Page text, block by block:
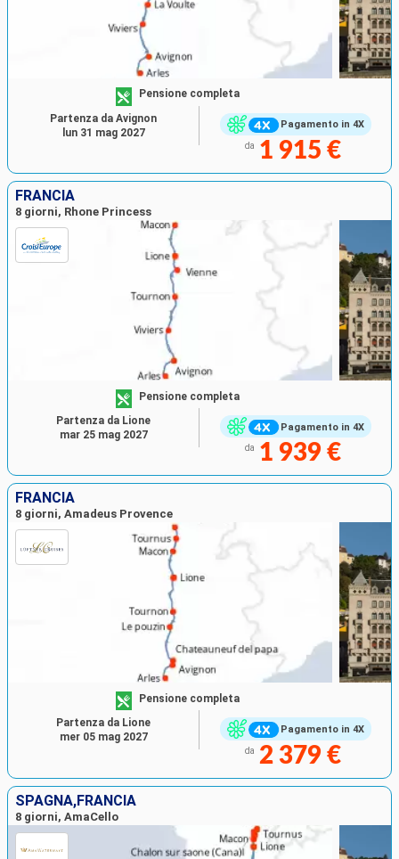
Pagamento in 4X
Pensione completa
da 1 915 €
Partenza da Avignon
lun 31 mag 2027
FRANCIA
8 giorni, Rhone Princess
Pagamento in 4X
Pensione completa
da 1 939 €
Partenza da Lione
mar 25 mag 2027
FRANCIA
8 giorni, Amadeus Provence
Pagamento in 4X
Pensione completa
da 2 379 €
Partenza da Lione
mer 05 mag 2027
SPAGNA,FRANCIA
8 giorni, AmaCello